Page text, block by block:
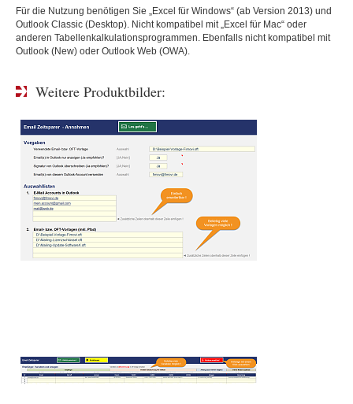
Für die Nutzung benötigen Sie „Excel für Windows“ (ab Version 2013) und
Outlook Classic (Desktop). Nicht kompatibel mit „Excel für Mac“ oder
anderen Tabellenkalkulationsprogrammen. Ebenfalls nicht kompatibel mit
Outlook (New) oder Outlook Web (OWA).
Weitere Produktbilder: